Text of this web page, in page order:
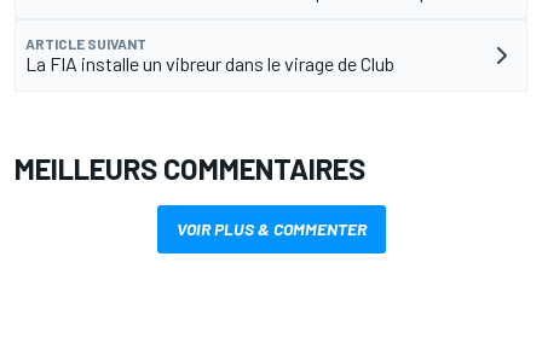
ARTICLE SUIVANT
La FIA installe un vibreur dans le virage de Club
MEILLEURS COMMENTAIRES
VOIR PLUS & COMMENTER